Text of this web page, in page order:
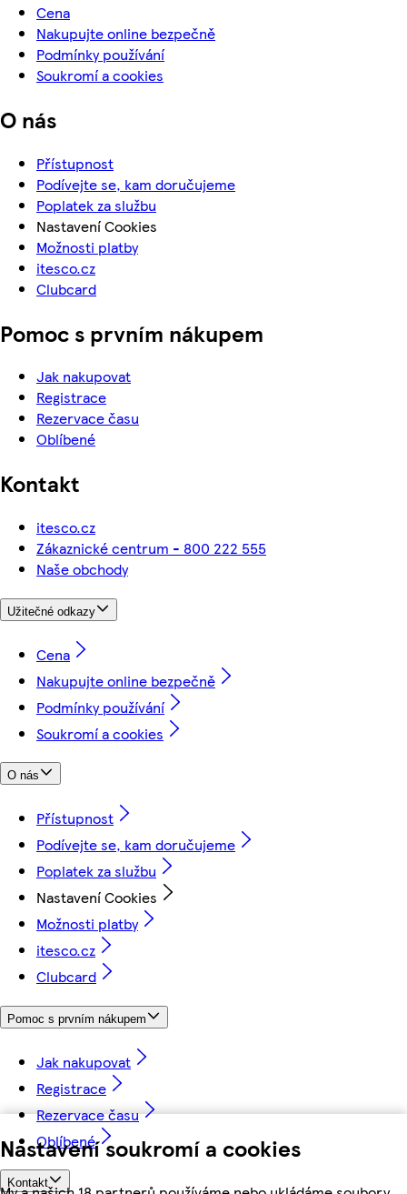
Nastavení soukromí a cookies
Cena
Nakupujte online bezpečně
Podmínky používání
Soukromí a cookies
O nás
Přístupnost
Podívejte se, kam doručujeme
Poplatek za službu
Nastavení Cookies
Možnosti platby
itesco.cz
Clubcard
Pomoc s prvním nákupem
Jak nakupovat
Registrace
Rezervace času
Oblíbené
Kontakt
itesco.cz
Zákaznické centrum - 800 222 555
Naše obchody
Užitečné odkazy
Cena
Nakupujte online bezpečně
Podmínky používání
Soukromí a cookies
O nás
Přístupnost
Podívejte se, kam doručujeme
Poplatek za službu
Nastavení Cookies
Možnosti platby
itesco.cz
Clubcard
Pomoc s prvním nákupem
Jak nakupovat
Registrace
Rezervace času
Oblíbené
Kontakt